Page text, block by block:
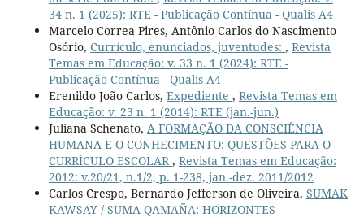
34 n. 1 (2025): RTE - Publicação Contínua - Qualis A4
Marcelo Correa Pires, Antônio Carlos do Nascimento
Osório, Currículo, enunciados, juventudes: , Revista
Temas em Educação: v. 33 n. 1 (2024): RTE -
Publicação Contínua - Qualis A4
Erenildo João Carlos, Expediente , Revista Temas em
Educação: v. 23 n. 1 (2014): RTE (jan.-jun.)
Juliana Schenato, A FORMAÇÃO DA CONSCIÊNCIA
HUMANA E O CONHECIMENTO: QUESTÕES PARA O
CURRÍCULO ESCOLAR , Revista Temas em Educação:
2012: v.20/21, n.1/2, p. 1-238, jan.-dez. 2011/2012
Carlos Crespo, Bernardo Jefferson de Oliveira, SUMAK
KAWSAY / SUMA QAMAÑA: HORIZONTES